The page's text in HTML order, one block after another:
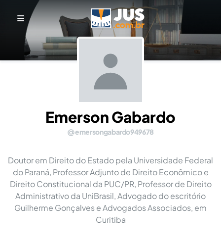
Emerson Gabardo
emersongabardo949678
Doutor em Direito do Estado pela Universidade Federal
do Paraná, Professor Adjunto de Direito Econômico e
Direito Constitucional da PUC/PR, Professor de Direito
Administrativo da UniBrasil, Advogado do escritório
Guilherme Gonçalves e Advogados Associados, em
Curitiba